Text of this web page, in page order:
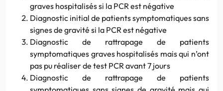
graves hospitalisés si la PCR est négative
Diagnostic initial de patients symptomatiques sans
signes de gravité si la PCR est négative
Diagnostic de rattrapage de patients
symptomatiques graves hospitalisés mais qui n’ont
pas pu réaliser de test PCR avant 7 jours
Diagnostic de rattrapage de patients